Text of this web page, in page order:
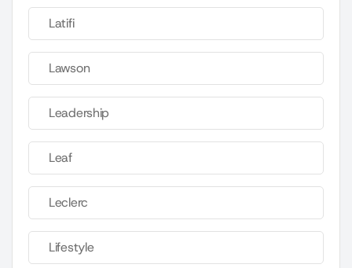
Latifi
Lawson
Leadership
Leaf
Leclerc
Lifestyle